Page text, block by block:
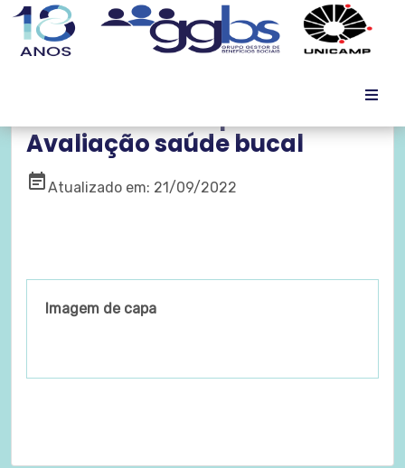
Avaliação saúde bucal
event_noteAtualizado em: 21/09/2022
Imagem de capa